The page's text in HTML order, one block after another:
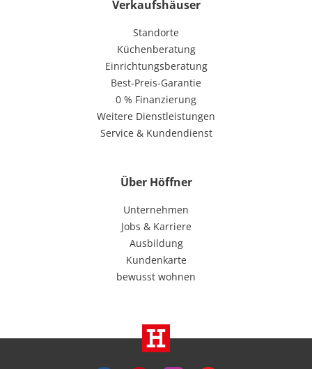
Verkaufshäuser
Standorte
Küchenberatung
Einrichtungsberatung
Best-Preis-Garantie
0 % Finanzierung
Weitere Dienstleistungen
Service & Kundendienst
Über Höffner
Unternehmen
Jobs & Karriere
Ausbildung
Kundenkarte
bewusst wohnen